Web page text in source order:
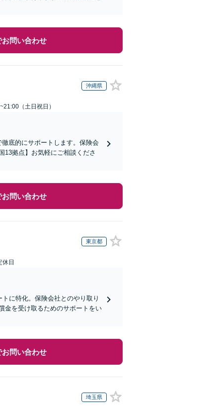
お問い合わせ
沖縄県
（土日祝日）
底的にサポートします。保険会
13拠点】お気軽にご相談くださ
お問い合わせ
東京都
休日
に特化。保険会社とのやり取り
金を受け取るためのサポートをい
お問い合わせ
埼玉県